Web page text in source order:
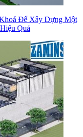
Để Xây Dựng Một
Quả